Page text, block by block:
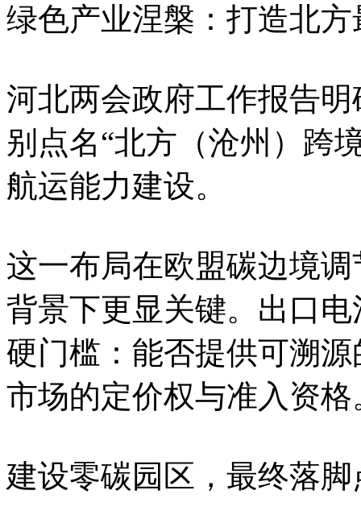
绿色产业涅槃：打造北
河北两会政府工作报告
别点名“北方（沧州）跨
航运能力建设。
这一布局在欧盟碳边境
背景下更显关键。出口
硬门槛：能否提供可溯
市场的定价权与准入资格
建设零碳园区，最终落